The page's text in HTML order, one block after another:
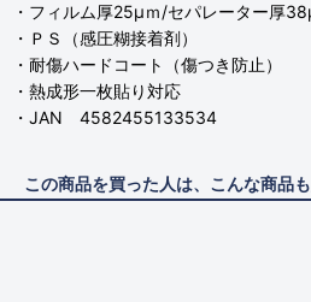
・フィルム厚25μｍ/セパレーター厚
・ＰＳ（感圧糊接着剤）
・耐傷ハードコート（傷つき防止）
・熱成形一枚貼り対応
・JAN 4582455133534
この商品を買った人は、こんな商品